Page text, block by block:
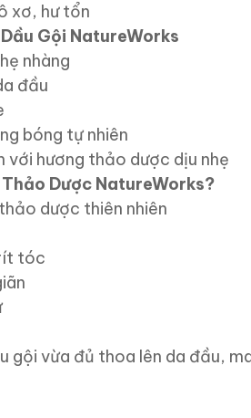
xơ, hư tổn
Gội NatureWorks
nhàng
đầu
bóng tự nhiên
với hương thảo dược dịu nhẹ
Dược NatureWorks?
dược thiên nhiên
tóc
gội vừa đủ thoa lên da đầu,